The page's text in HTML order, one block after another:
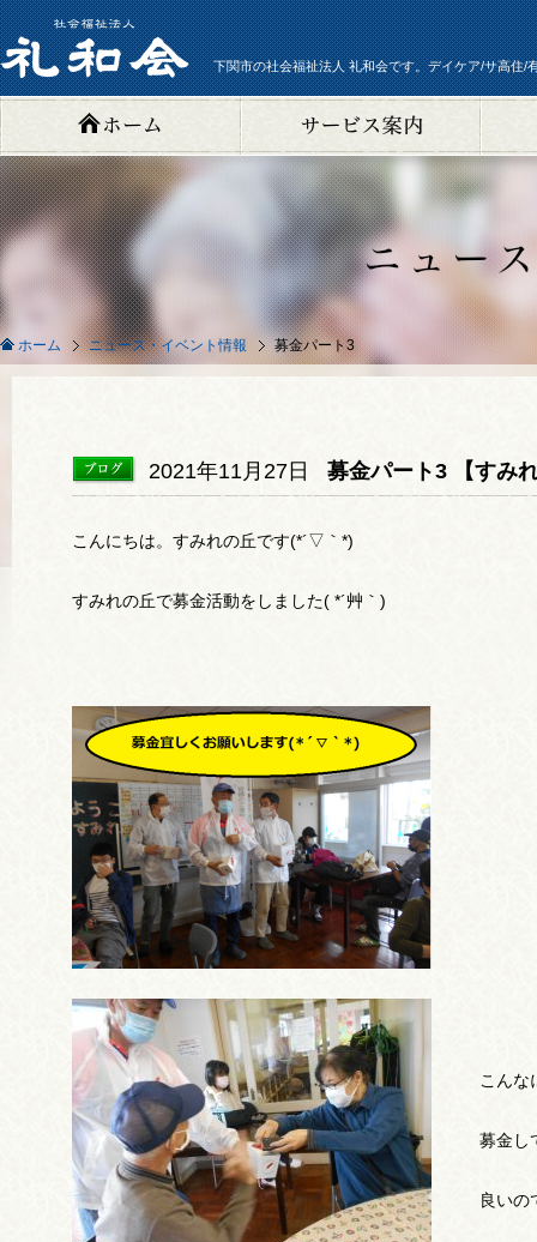
下関市の社会福祉法人 礼和会です。デイケア/サ高住/
ホーム ニュース・イベント情報 募金パート3
2021年11月27日 募金パート3 【すみ
こんにちは。すみれの丘です(*´▽｀*)
すみれの丘で募金活動をしました( *´艸｀)
こんな
募金し
良いの